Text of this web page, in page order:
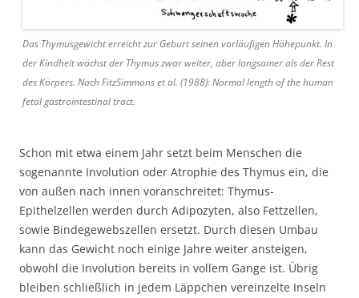
Das Thymusgewicht erreicht zur Geburt seinen vorläufigen Höhepunkt. In
der Kindheit wächst der Thymus zwar weiter, aber langsamer als der Rest
des Körpers. Nach FitzSimmons et al. (1988): Normal length of the human
fetal gastrointestinal tract.
Schon mit etwa einem Jahr setzt beim Menschen die
sogenannte Involution oder Atrophie des Thymus ein, die
von außen nach innen voranschreitet: Thymus-
Epithelzellen werden durch Adipozyten, also Fettzellen,
sowie Bindegewebszellen ersetzt. Durch diesen Umbau
kann das Gewicht noch einige Jahre weiter ansteigen,
obwohl die Involution bereits in vollem Gange ist. Übrig
bleiben schließlich in jedem Läppchen vereinzelte Inseln